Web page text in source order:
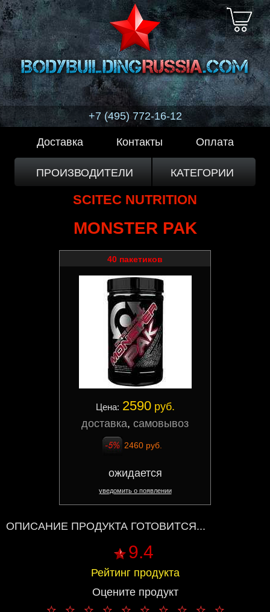
+7 (495) 772-16-12
Доставка Контакты Оплата
ПРОИЗВОДИТЕЛИ КАТЕГОРИИ
SCITEC NUTRITION
MONSTER PAK
40 пакетиков
Цена: 2590руб.
доставка, самовывоз
2460 руб.
ожидается
уведомить о появлении
ОПИСАНИЕ ПРОДУКТА ГОТОВИТСЯ...
9.4
Рейтинг продукта
Оцените продукт